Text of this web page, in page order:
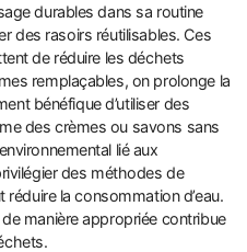
durables dans sa routine
des rasoirs réutilisables. Ces
de réduire les déchets
remplaçables, on prolonge la
bénéfique d’utiliser des
des crèmes ou savons sans
lié aux
des méthodes de
réduire la consommation d’eau.
manière appropriée contribue